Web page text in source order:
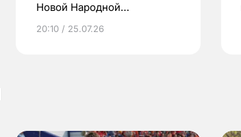
Новой Народной
20:10 / 25.07.26